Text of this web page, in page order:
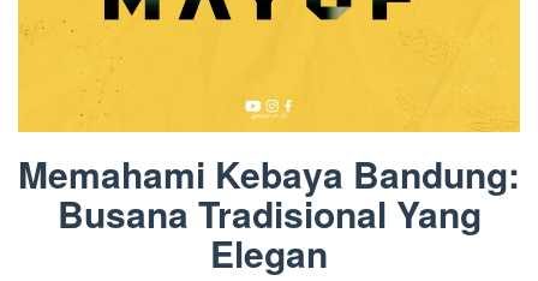
Memahami Kebaya Bandung:
Busana Tradisional Yang
Elegan